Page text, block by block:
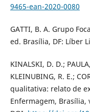
9465-ean-2020-0080
GATTI, B. A. Grupo
ed. Brasília, DF: Líber
KINALSKI, D. D.;
KLEINUBING, R. E.;
qualitativa: relato de
Enfermagem, Brasília,